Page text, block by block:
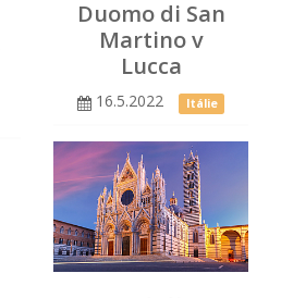
Duomo di San
Martino v
Lucca
16.5.2022 Itálie